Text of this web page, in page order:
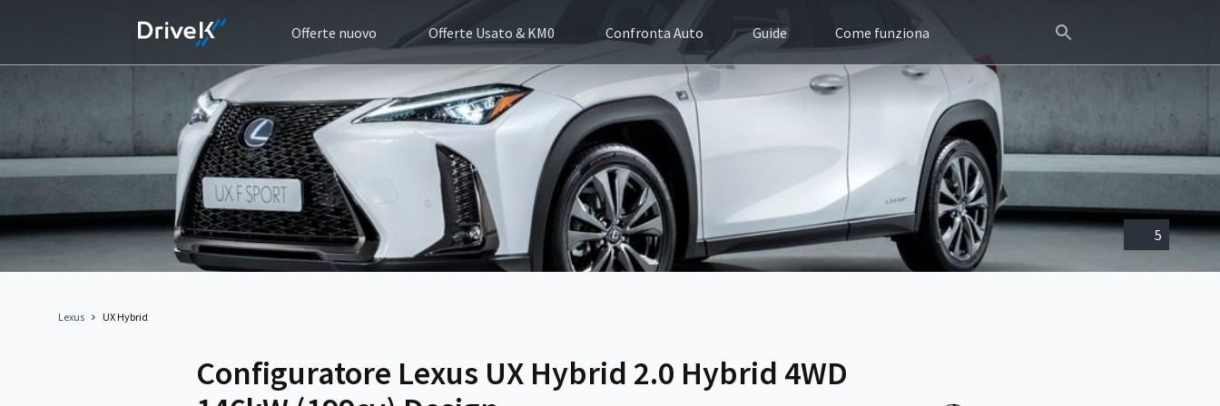
Offerte nuovo Offerte Usato & KM0 Confronta Auto Guide Come funziona
5
Lexus UX Hybrid
Configuratore Lexus UX Hybrid 2.0 Hybrid 4WD